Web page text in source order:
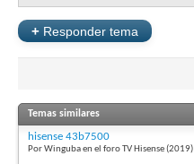
+ Responder tema
Temas similares
hisense 43b7500
Por Winguba en el foro TV Hisense (2019)